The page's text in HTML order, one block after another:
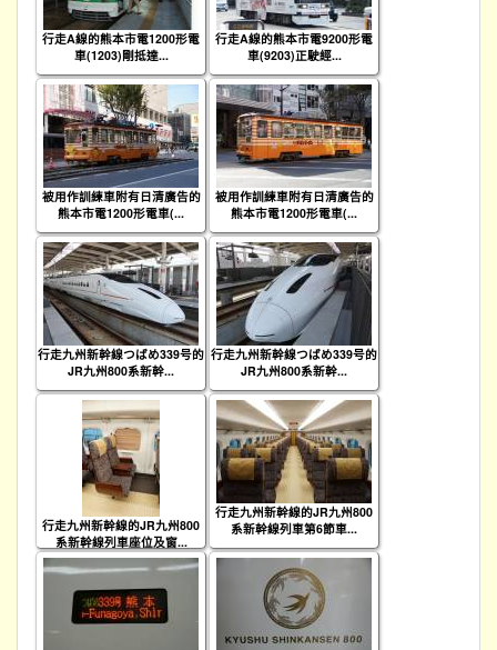
行走A線的熊本市電1200形電
車(1203)剛抵達...
行走A線的熊本市電9200形電
車(9203)正駛經...
被用作訓練車附有日清廣告的
熊本市電1200形電車(...
被用作訓練車附有日清廣告的
熊本市電1200形電車(...
行走九州新幹線つばめ339号的
JR九州800系新幹...
行走九州新幹線つばめ339号的
JR九州800系新幹...
行走九州新幹線的JR九州800
系新幹線列車座位及窗...
行走九州新幹線的JR九州800
系新幹線列車第6節車...